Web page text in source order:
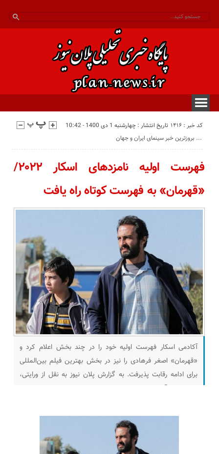
کد خبر : 1416
تاریخ انتشار : چهارشنبه 1 دی 1400 - 10:42
بروزترین خبر سینمای ایران و جهان ...
فهرست اولیه نامزدهای اسکار ۲۰۲۲/
«قهرمان» به فهرست کوتاه راه یافت
آکادمی اسکار فهرست اولیه خود را در چند بخش اعلام کرد و
«قهرمان» اصغر فرهادی را نیز در بخش بهترین فیلم بین‌المللی
برای ادامه رقابت پذیرفت. به گزارش پلان نیوز به نقل از ورایتی،
شب پیش آکادمی علوم و هنرهای تصاویر متحرک اولین فهرست
مستند، مستند کوتاه،